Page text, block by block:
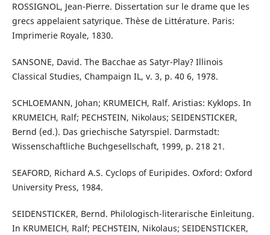
ROSSIGNOL, Jean-Pierre. Dissertation sur le drame que les
grecs appelaient satyrique. Thèse de Littérature. Paris:
Imprimerie Royale, 1830.
SANSONE, David. The Bacchae as Satyr-Play? Illinois
Classical Studies, Champaign IL, v. 3, p. 40 6, 1978.
SCHLOEMANN, Johan; KRUMEICH, Ralf. Aristias: Kyklops. In
KRUMEICH, Ralf; PECHSTEIN, Nikolaus; SEIDENSTICKER,
Bernd (ed.). Das griechische Satyrspiel. Darmstadt:
Wissenschaftliche Buchgesellschaft, 1999, p. 218 21.
SEAFORD, Richard A.S. Cyclops of Euripides. Oxford: Oxford
University Press, 1984.
SEIDENSTICKER, Bernd. Philologisch-literarische Einleitung.
In KRUMEICH, Ralf; PECHSTEIN, Nikolaus; SEIDENSTICKER,